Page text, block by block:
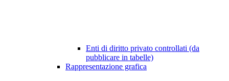
Enti di diritto privato controllati (da
pubblicare in tabelle)
Rappresentazione grafica